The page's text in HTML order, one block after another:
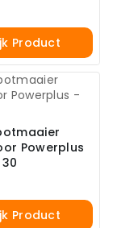
Product
Powerplus
Product